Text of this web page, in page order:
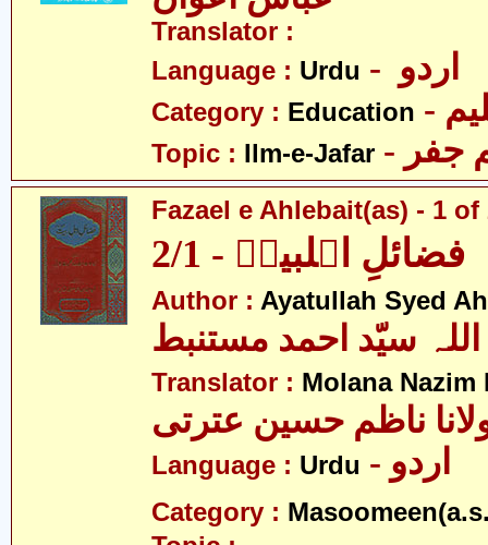
Translator :
Language : Urdu
Category : Education
Topic : Ilm-e-Jafar جفر
Fazael e Ahlebait(as) - 1 of
فضائلِ اہلبیتؑ - 2/1
Author : Ayatullah Syed
سیّد احمد مستنبط
Translator : Molana
ناظم حسین عترتی
Language : Urdu - اردو
Category :